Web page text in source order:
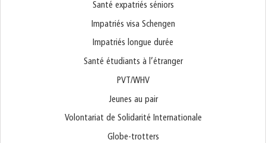
Santé expatriés séniors
Impatriés visa Schengen
Impatriés longue durée
Santé étudiants à l’étranger
PVT/WHV
Jeunes au pair
Volontariat de Solidarité Internationale
Globe-trotters